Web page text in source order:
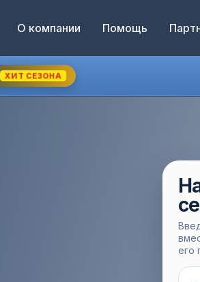
О компании Помощь
ХИТ СЕЗОНА
его